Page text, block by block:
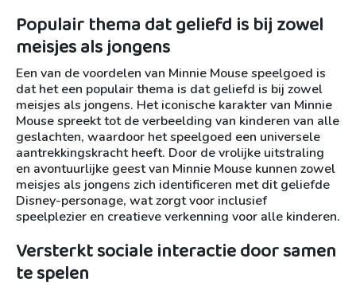
Populair thema dat geliefd is bij zowel
meisjes als jongens
Een van de voordelen van Minnie Mouse speelgoed is
dat het een populair thema is dat geliefd is bij zowel
meisjes als jongens. Het iconische karakter van Minnie
Mouse spreekt tot de verbeelding van kinderen van alle
geslachten, waardoor het speelgoed een universele
aantrekkingskracht heeft. Door de vrolijke uitstraling
en avontuurlijke geest van Minnie Mouse kunnen zowel
meisjes als jongens zich identificeren met dit geliefde
Disney-personage, wat zorgt voor inclusief
speelplezier en creatieve verkenning voor alle kinderen.
Versterkt sociale interactie door samen
te spelen